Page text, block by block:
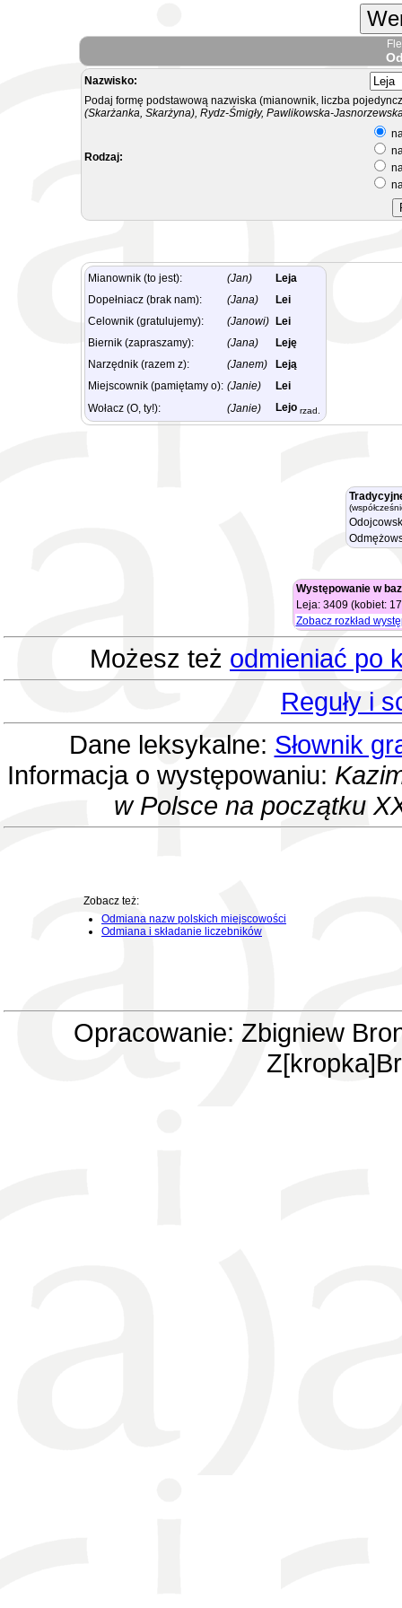
Nazwisko:
Podaj formę podstawową nazwiska (mianownik, liczba
(Skarżanka, Skarżyna), Rydz-Śmigły, Pawlikowska-
Rodzaj:
Mianownik (to jest): (Jan)
Leja
Dopełniacz (brak nam):
(Jana)
Lei
Celownik (gratulujemy):
(Janowi)
Lei
Biernik (zapraszamy):
(Jana)
Leję
Narzędnik (razem z):
(Janem)
Leją
Miejscownik (pamiętamy o): (Janie)
Lei
Wołacz (O, ty!):
(Janie) Lejo rzad.
Występowanie w
Leja: 3409 (kobiet:
Zobacz rozkład
Możesz też odmieniać po
Reguły i
Dane leksykalne: Słownik
Informacja o występowaniu:
w Polsce na początku
Zobacz też:
Odmiana nazw polskich miejscowości
Odmiana i składanie liczebników
Opracowanie: Zbigniew